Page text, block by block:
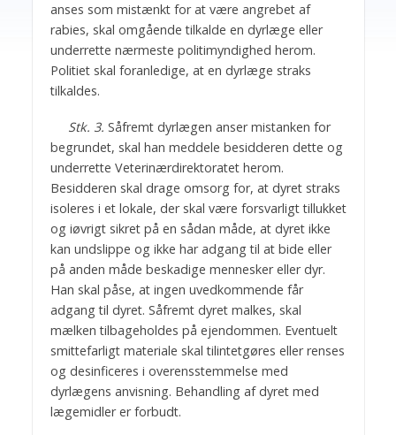
anses som mistænkt for at være angrebet af
rabies, skal omgående tilkalde en dyrlæge eller
underrette nærmeste politimyndighed herom.
Politiet skal foranledige, at en dyrlæge straks
tilkaldes.
Stk. 3. Såfremt dyrlægen anser mistanken for
begrundet, skal han meddele besidderen dette og
underrette Veterinærdirektoratet herom.
Besidderen skal drage omsorg for, at dyret straks
isoleres i et lokale, der skal være forsvarligt tillukket
og iøvrigt sikret på en sådan måde, at dyret ikke
kan undslippe og ikke har adgang til at bide eller
på anden måde beskadige mennesker eller dyr.
Han skal påse, at ingen uvedkommende får
adgang til dyret. Såfremt dyret malkes, skal
mælken tilbageholdes på ejendommen. Eventuelt
smittefarligt materiale skal tilintetgøres eller renses
og desinficeres i overensstemmelse med
dyrlægens anvisning. Behandling af dyret med
lægemidler er forbudt.